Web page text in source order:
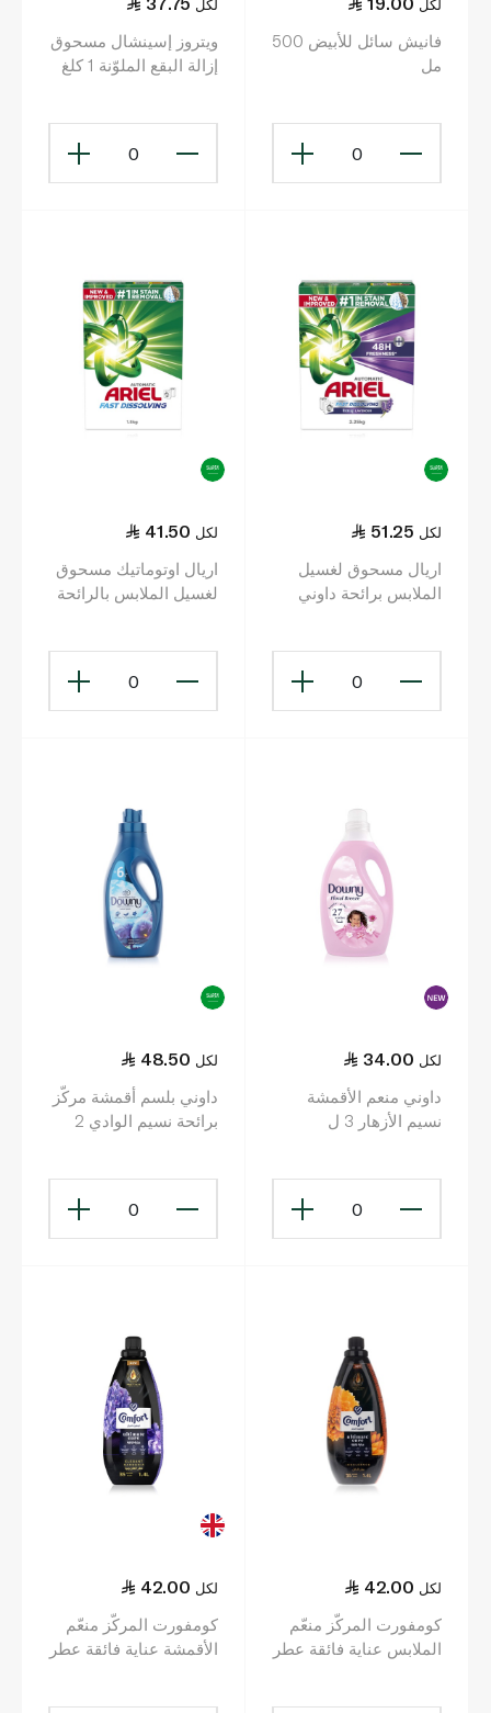
لكل
فانيش سائل للأبيض 500
مل
0
لكل
ويتروز إسينشال مسحوق
إزالة البقع الملوّنة 1 كلغ
0
51.25 لكل
اريال مسحوق لغسيل
الملابس برائحة داوني
0
41.50 لكل
اريال اوتوماتيك مسحوق
لغسيل الملابس بالرائحة
0
34.00 لكل
داوني منعم الأقمشة
نسيم الأزهار 3 ل
0
48.50 لكل
داوني بلسم أقمشة مركّز
برائحة نسيم الوادي 2
0
42.00 لكل
كومفورت المركّز منعّم
الملابس عناية فائقة عطر
42.00 لكل
كومفورت المركّز منعّم
الأقمشة عناية فائقة عطر